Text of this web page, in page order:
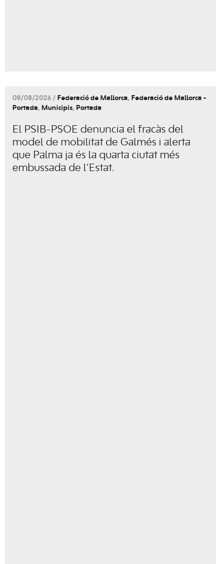
08/08/2026 / Federació de Mallorca, Federació de Mallorca -
Portada, Municipis, Portada
El PSIB-PSOE denuncia el fracàs del
model de mobilitat de Galmés i alerta
que Palma ja és la quarta ciutat més
embussada de l’Estat.